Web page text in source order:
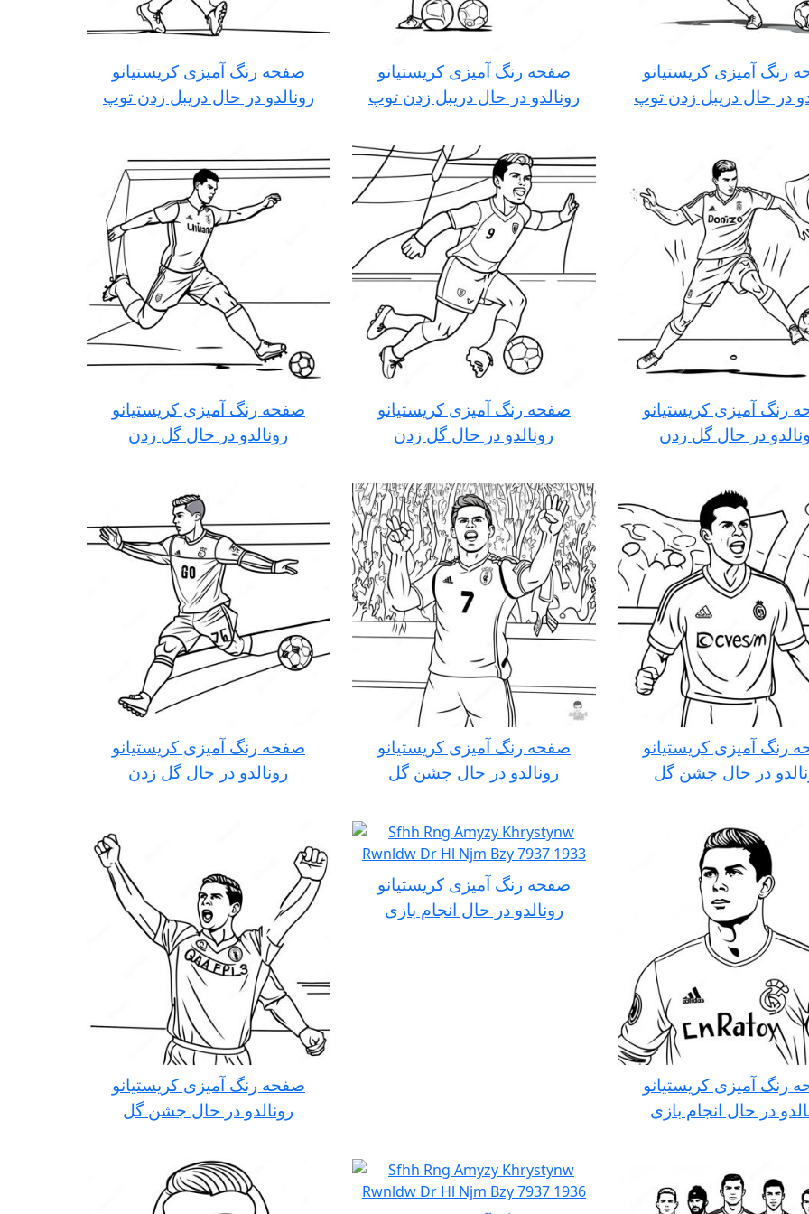
صفحه رنگ آمیزی کریستیانو
رونالدو در حال دریبل زدن توپ
صفحه رنگ آمیزی کریستیانو
رونالدو در حال دریبل زدن توپ
رنگ آمیزی کریستیانو
در حال دریبل زدن توپ
صفحه رنگ آمیزی کریستیانو
رونالدو در حال گل زدن
صفحه رنگ آمیزی کریستیانو
رونالدو در حال گل زدن
رنگ آمیزی کریستیانو
در حال گل زدن
صفحه رنگ آمیزی کریستیانو
رونالدو در حال گل زدن
صفحه رنگ آمیزی کریستیانو
رونالدو در حال جشن گل
رنگ آمیزی کریستیانو
در حال جشن گل
صفحه رنگ آمیزی کریستیانو
رونالدو در حال جشن گل
صفحه رنگ آمیزی کریستیانو
رونالدو در حال انجام بازی
رنگ آمیزی کریستیانو
در حال انجام بازی